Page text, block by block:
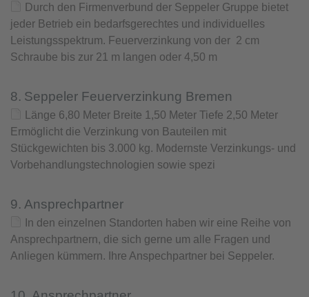
Durch den Firmenverbund der Seppeler Gruppe bietet
jeder Betrieb ein bedarfsgerechtes und individuelles
Leistungsspektrum. Feuerverzinkung von der 2 cm
Schraube bis zur 21 m langen oder 4,50 m
8. Seppeler Feuerverzinkung Bremen
Länge 6,80 Meter Breite 1,50 Meter Tiefe 2,50 Meter
Ermöglicht die Verzinkung von Bauteilen mit
Stückgewichten bis 3.000 kg. Modernste Verzinkungs- und
Vorbehandlungstechnologien sowie spezi
9. Ansprechpartner
In den einzelnen Standorten haben wir eine Reihe von
Ansprechpartnern, die sich gerne um alle Fragen und
Anliegen kümmern. Ihre Anspechpartner bei Seppeler.